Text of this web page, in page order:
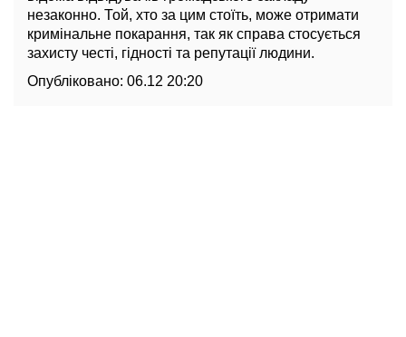
незаконно. Той, хто за цим стоїть, може отримати
кримінальне покарання, так як справа стосується
захисту честі, гідності та репутації людини.
Опубліковано: 06.12 20:20